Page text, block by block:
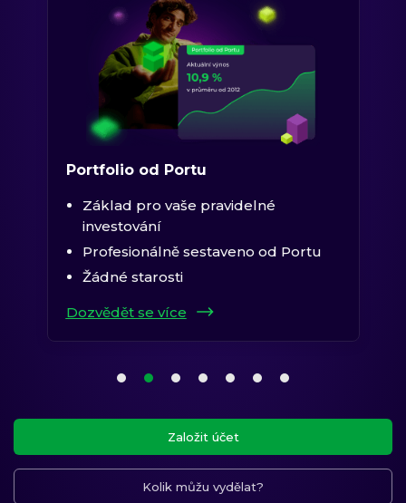
Portfolio od Portu
Základ pro vaše pravidelné
investování
Profesionálně sestaveno od Portu
Žádné starosti
Dozvědět se více
1. položka karuselu
2. položka karuselu
(aktuální položka)
3. položka karuselu
4. položka karuselu
5. položka karuselu
6. položka karuselu
7. položka karuselu
Založit účet
Kolik můžu vydělat?